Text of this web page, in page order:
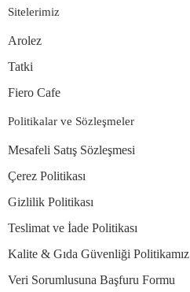
Sitelerimiz
Arolez
Tatki
Fiero Cafe
Politikalar ve Sözleşmeler
Mesafeli Satış Sözleşmesi
Çerez Politikası
Gizlilik Politikası
Teslimat ve İade Politikası
Kalite & Gıda Güvenliği Politikamız
Veri Sorumlusuna Başfuru Formu